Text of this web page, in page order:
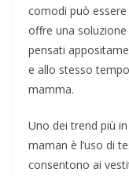
comodi può
offre una
pensati
e allo stesso
mamma.
Uno dei trend più
maman è l’uso di
consentono ai